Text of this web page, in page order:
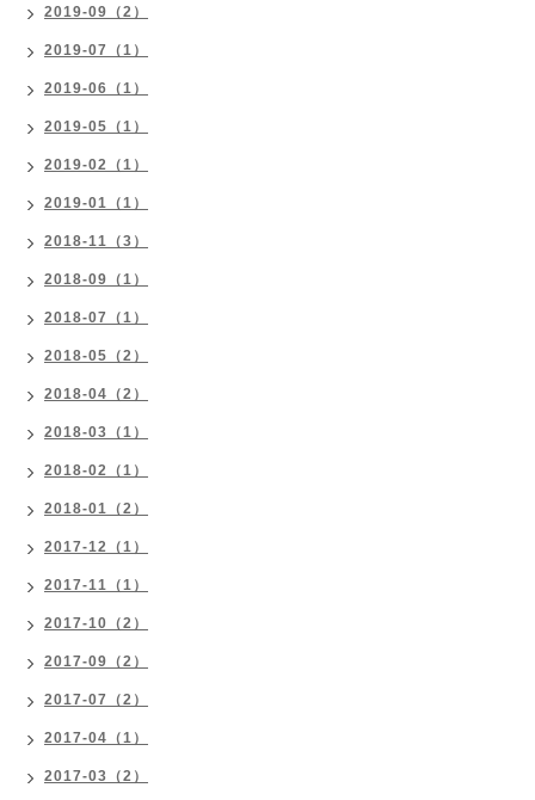
2019-09（2）
2019-07（1）
2019-06（1）
2019-05（1）
2019-02（1）
2019-01（1）
2018-11（3）
2018-09（1）
2018-07（1）
2018-05（2）
2018-04（2）
2018-03（1）
2018-02（1）
2018-01（2）
2017-12（1）
2017-11（1）
2017-10（2）
2017-09（2）
2017-07（2）
2017-04（1）
2017-03（2）